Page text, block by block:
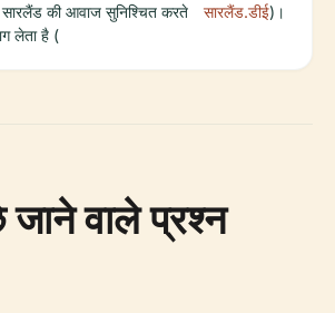
सारलैंड की आवाज सुनिश्चित करते
लेता है (
सारलैंड.डीई)।
वाले प्रश्न